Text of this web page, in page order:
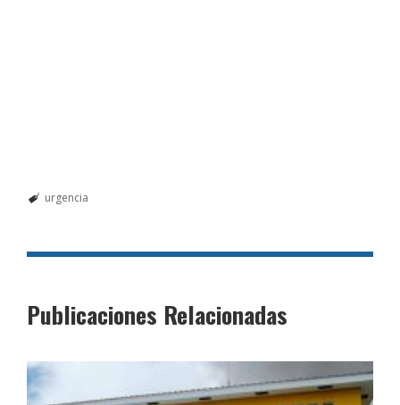
urgencia
Publicaciones Relacionadas